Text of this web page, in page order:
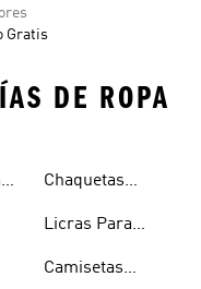
Gratis
DE ROPA
Chaquetas
Hombre
Licras Para
Camisetas